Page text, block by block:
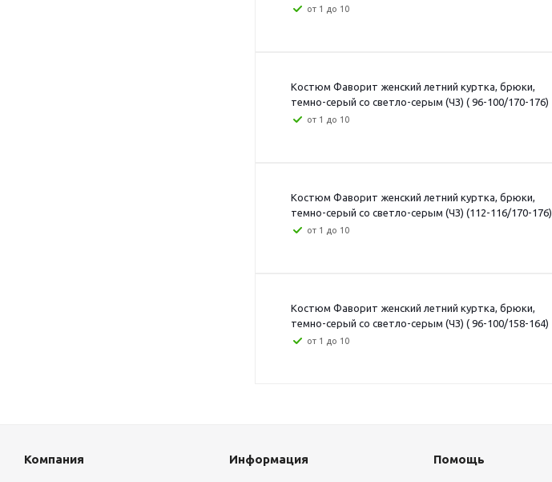
от 1 до 10
Костюм Фаворит женский летний куртка, брюки,
темно-серый со светло-серым (ЧЗ) ( 96-100/170-176)
от 1 до 10
Костюм Фаворит женский летний куртка, брюки,
темно-серый со светло-серым (ЧЗ) (112-116/170-176)
от 1 до 10
Костюм Фаворит женский летний куртка, брюки,
темно-серый со светло-серым (ЧЗ) ( 96-100/158-164)
от 1 до 10
Компания Информация Помощь